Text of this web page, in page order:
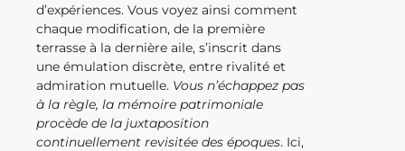
d’expériences. Vous voyez ainsi comment
chaque modification, de la première
terrasse à la dernière aile, s’inscrit dans
une émulation discrète, entre rivalité et
admiration mutuelle. Vous n’échappez pas
à la règle, la mémoire patrimoniale
procède de la juxtaposition
continuellement revisitée des époques. Ici,